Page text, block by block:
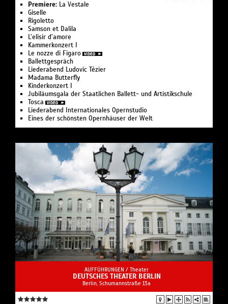
Premiere: La Vestale
Giselle
Rigoletto
Samson et Dalila
L’elisir d’amore
Kam­mer­kon­zert I
Le nozze di Figaro
Ballettgespräch
Liederabend Ludovic Tézier
Madama Butterfly
Kinderkonzert I
Jubiläumsgala der Staatlichen Ballett- und Artistikschule
Tosca
Liederabend Internationales Opernstudio
Eines der schönsten Opernhäuser der Welt
AUFFÜHRUNGEN / Theater
DEUTSCHES THEATER BERLIN
Berlin, Schumannstraße 13a